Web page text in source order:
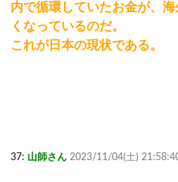
内で循環していたお金が、
くなっているのだ。
これが日本の現状である。
37: 山師さん 2023/11/04(土)